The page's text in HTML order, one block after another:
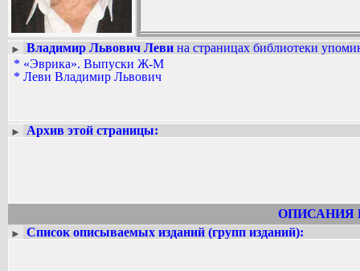
Вадим Ершов...
...
► Владимир Львович Леви на страницах библиотеки
* «Эврика». Выпуски Ж-М
* Леви Владимир Львович
► Архив этой страницы:
ОПИСАНИЯ
► Список описываемых изданий (групп изданий):